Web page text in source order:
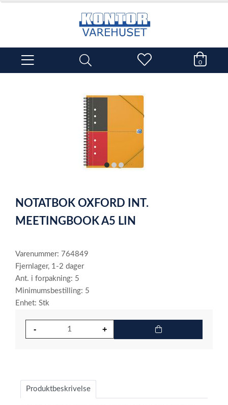
0
itemitemitem
of
3
NOTATBOK OXFORD INT.
MEETINGBOOK A5 LIN
Varenummer: 764849
Fjernlager, 1-2 dager
Ant. i forpakning: 5
Minimumsbestilling: 5
Enhet: Stk
Produktbeskrivelse